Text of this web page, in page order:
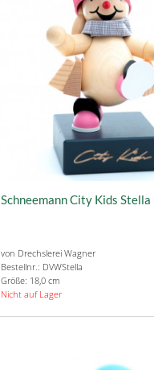
Schneemann City Kids Stella
von Drechslerei Wagner
Bestellnr.: DVWStella
Größe: 18,0 cm
Nicht auf Lager